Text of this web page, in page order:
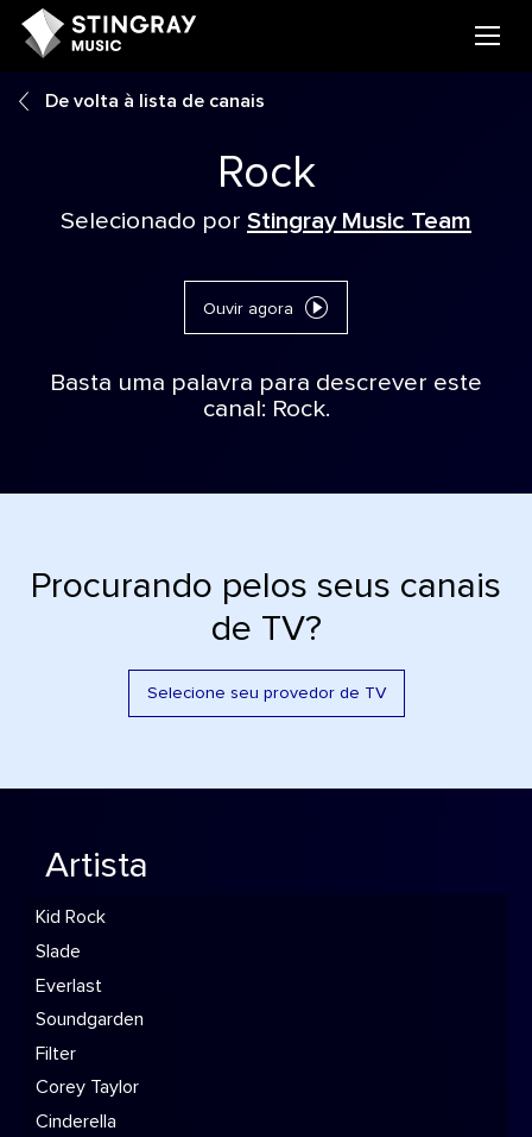
De volta à lista de canais
Rock
Selecionado por Stingray Music Team
Ouvir agora
Basta uma palavra para descrever este
canal: Rock.
Procurando pelos seus canais
de TV?
Selecione seu provedor de TV
Artista
Kid Rock
Slade
Everlast
Soundgarden
Filter
Corey Taylor
Cinderella